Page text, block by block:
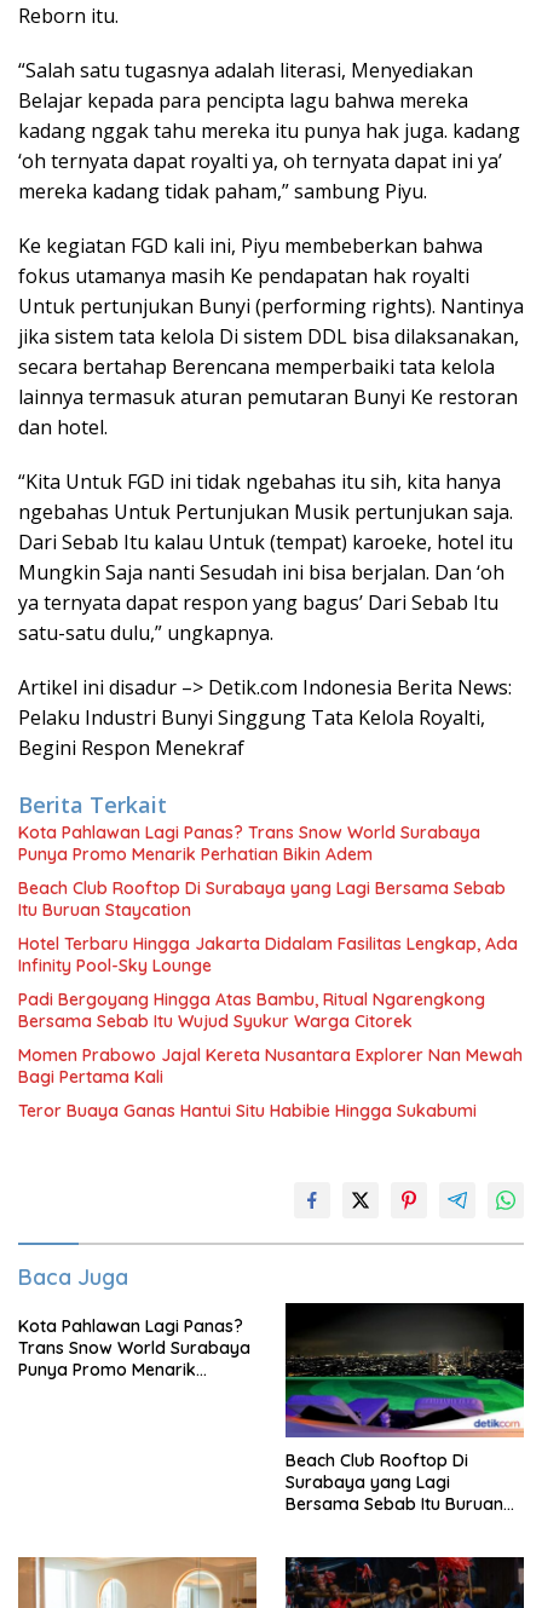
Reborn itu.
“Salah satu tugasnya adalah literasi, Menyediakan
Belajar kepada para pencipta lagu bahwa mereka
kadang nggak tahu mereka itu punya hak juga. kadang
‘oh ternyata dapat royalti ya, oh ternyata dapat ini ya’
mereka kadang tidak paham,” sambung Piyu.
Ke kegiatan FGD kali ini, Piyu membeberkan bahwa
fokus utamanya masih Ke pendapatan hak royalti
Untuk pertunjukan Bunyi (performing rights). Nantinya
jika sistem tata kelola Di sistem DDL bisa dilaksanakan,
secara bertahap Berencana memperbaiki tata kelola
lainnya termasuk aturan pemutaran Bunyi Ke restoran
dan hotel.
“Kita Untuk FGD ini tidak ngebahas itu sih, kita hanya
ngebahas Untuk Pertunjukan Musik pertunjukan saja.
Dari Sebab Itu kalau Untuk (tempat) karoeke, hotel itu
Mungkin Saja nanti Sesudah ini bisa berjalan. Dan ‘oh
ya ternyata dapat respon yang bagus’ Dari Sebab Itu
satu-satu dulu,” ungkapnya.
Artikel ini disadur –> Detik.com Indonesia Berita News:
Pelaku Industri Bunyi Singgung Tata Kelola Royalti,
Begini Respon Menekraf
Berita Terkait
Kota Pahlawan Lagi Panas? Trans Snow World Surabaya
Punya Promo Menarik Perhatian Bikin Adem
Beach Club Rooftop Di Surabaya yang Lagi Bersama Sebab
Itu Buruan Staycation
Hotel Terbaru Hingga Jakarta Didalam Fasilitas Lengkap, Ada
Infinity Pool-Sky Lounge
Padi Bergoyang Hingga Atas Bambu, Ritual Ngarengkong
Bersama Sebab Itu Wujud Syukur Warga Citorek
Momen Prabowo Jajal Kereta Nusantara Explorer Nan Mewah
Bagi Pertama Kali
Teror Buaya Ganas Hantui Situ Habibie Hingga Sukabumi
Baca Juga
Kota Pahlawan Lagi Panas?
Trans Snow World Surabaya
Punya Promo Menarik
Beach Club Rooftop Di
Surabaya yang Lagi
Bersama Sebab Itu Buruan